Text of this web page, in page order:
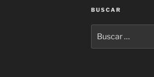
BUSCAR
por: